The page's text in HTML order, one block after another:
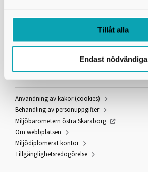
Tillåt alla
Endast nödvändiga
YY351000
Användning av kakor (cookies)
Behandling av personuppgifter
Miljöbarometern östra Skaraborg
Om webbplatsen
Miljödiplomerat kontor
Tillgänglighetsredogörelse